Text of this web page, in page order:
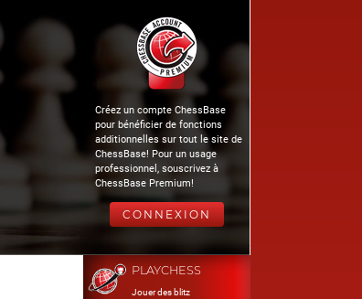
Créez un compte ChessBase
pour bénéficier de fonctions
additionnelles sur tout le site de
ChessBase! Pour un usage
professionnel, souscrivez à
ChessBase Premium!
CONNEXION
PLAYCHESS
Jouer des blitz